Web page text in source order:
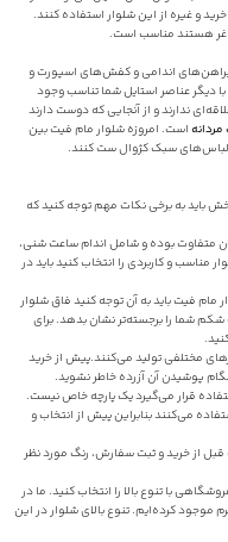
و غیره از این شلوار استفاده کنند.
هستند مناسب است.
پیراهن‌های اندامی و کفش‌های اسپورت و
دیگر عناصر استایل شما تناسب وجود
ندارند و از آنجایی که دوست دارند
است. امروزه شلوار مام فیت بین
لباس‌های سبک کژوال ست کنند.
باید به برخی نکات مهم توجه کنید که
متفاوت بوده و شامل اندام ساعت شنی،
مناسب و کاربردی را انتخاب کنید باید در
فیت باید به آن توجه کنید فاق شلوار
شما را برجسته‌تر نشان بدهد‌. برای
مختلفی تولید می‌کنند.پیش از خرید
پوشیدن آن آزرده خاطر نشوید.
قرار می‌گیرد یک پارچه خاص نیست.
می‌کنند بنابراین پیش از انتخاب و
از خرید و ثبت سفارش، رنگ مورد نظر
با تنوع بالا را انتخاب کنید. ما در
موجود کرده‌ایم. تنوع بالای شلوار در این